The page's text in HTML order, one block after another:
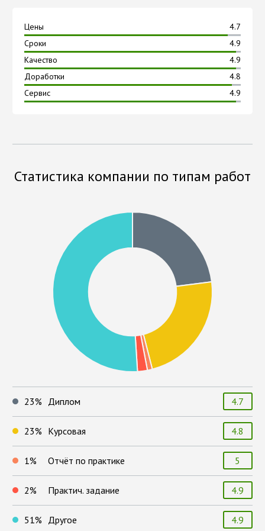
Цены
4.7
Сроки
4.9
Качество
4.9
Доработки
4.8
Сервис
4.9
Статистика компании по типам работ
23% Диплом 4.7
23% Курсовая 4.8
1% Отчёт по практике 5
2% Практич. задание 4.9
51% Другое 4.9